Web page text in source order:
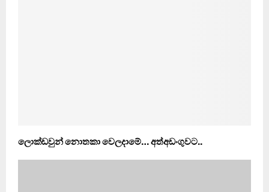
ලොක්ඩවුන් නොතකා වෙලදාමේ… අත්අඩංගුවට..